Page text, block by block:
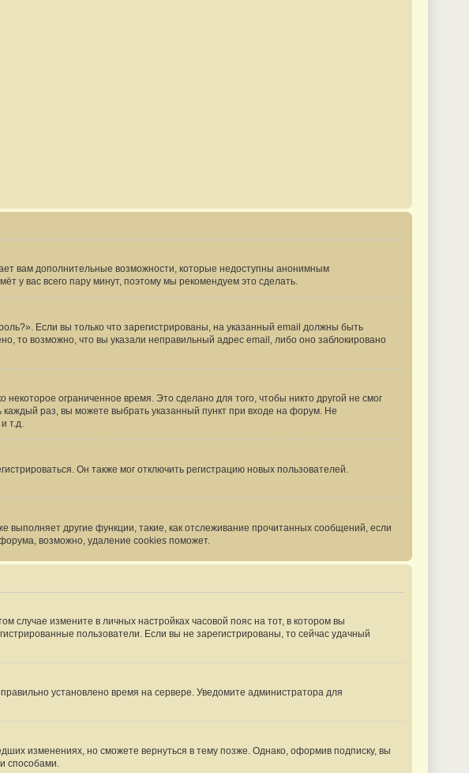
вам дополнительные возможности, которые недоступны анонимным
у вас всего пару минут, поэтому мы рекомендуем это сделать.
Если вы только что зарегистрированы, на указанный email должны быть
то возможно, что вы указали неправильный адрес email, либо оно заблокировано
ограниченное время. Это сделано для того, чтобы никто другой не смог
раз, вы можете выбрать указанный пункт при входе на форум. Не
т.д.
Он также мог отключить регистрацию новых пользователей.
другие функции, такие, как отслеживание прочитанных сообщений, если
возможно, удаление cookies поможет.
случае измените в личных настройках часовой пояс на тот, в котором вы
пользователи. Если вы не зарегистрированы, то сейчас удачный
установлено время на сервере. Уведомите администратора для
изменениях, но сможете вернуться в тему позже. Однако, оформив подписку, вы
способами.